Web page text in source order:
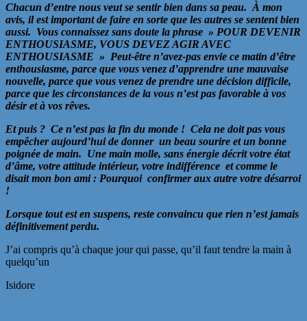
Chacun d’entre nous veut se sentir bien dans sa peau. À mon
avis, il est important de faire en sorte que les autres se sentent bien
aussi. Vous connaissez sans doute la phrase » POUR DEVENIR
ENTHOUSIASME, VOUS DEVEZ AGIR AVEC
ENTHOUSIASME » Peut-être n’avez-pas envie ce matin d’être
enthousiasme, parce que vous venez d’apprendre une mauvaise
nouvelle, parce que vous venez de prendre une décision difficile,
parce que les circonstances de la vous n’est pas favorable à vos
désir et à vos rêves.
Et puis ? Ce n’est pas la fin du monde ! Cela ne doit pas vous
empêcher aujourd’hui de donner un beau sourire et un bonne
poignée de main. Une main molle, sans énergie décrit votre état
d’âme, votre attitude intérieur, votre indifférence et comme le
disait mon bon ami : Pourquoi confirmer aux autre votre désarroi
!
Lorsque tout est en suspens, reste convaincu que rien n’est jamais
définitivement perdu.
J’ai compris qu’à chaque jour qui passe, qu’il faut tendre la main à
quelqu’un
Isidore